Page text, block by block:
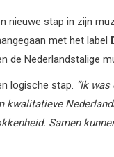
nieuwe stap in zijn
met het label
de Nederlandstalige
logische stap. “Ik was
kwalitatieve
Samen